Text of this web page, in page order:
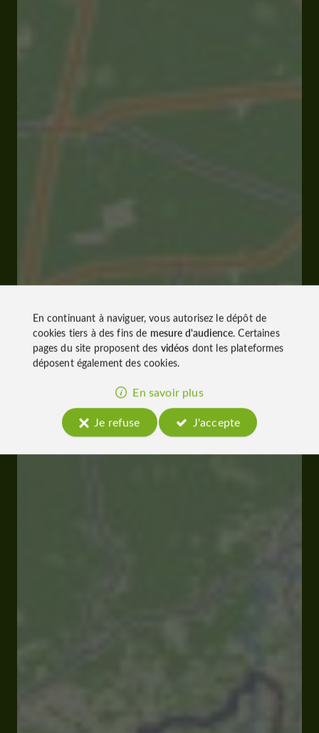
En continuant à naviguer, vous autorisez le dépôt de
cookies tiers à des fins de mesure d'audience. Certaines
pages du site proposent des vidéos dont les plateformes
déposent également des cookies.
En savoir plus
Je refuse
J'accepte